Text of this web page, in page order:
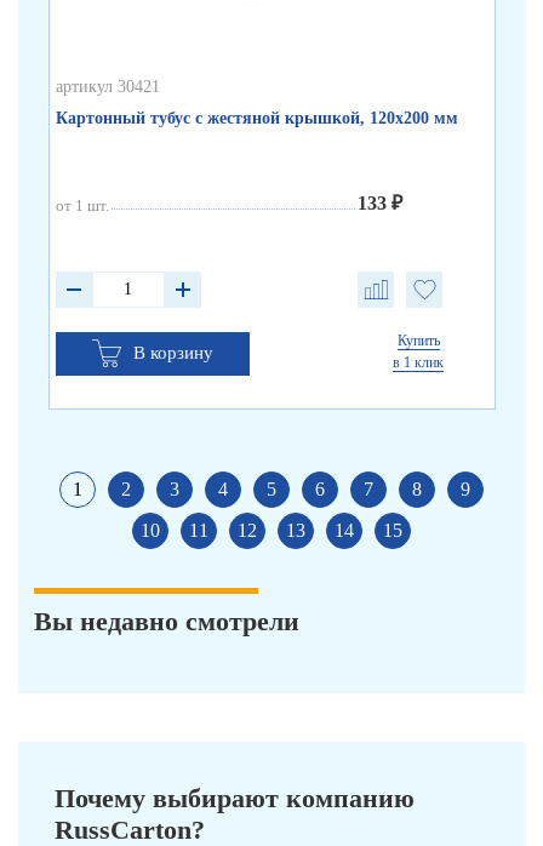
артикул 30421
Картонный тубус с жестяной крышкой, 120х200 мм
от 1 шт. 133 ₽
В корзину
Купить
в 1 клик
1 2 3 4 5 6 7 8
9
10
11 12 13 14 15
Вы недавно смотрели
Почему выбирают компанию
RussCarton?